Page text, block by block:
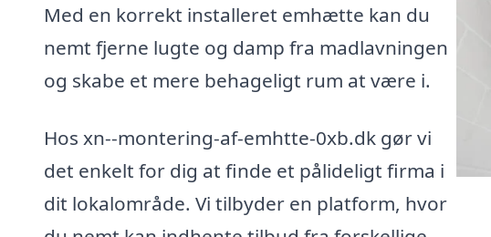
Med en korrekt installeret emhætte kan du
nemt fjerne lugte og damp fra madlavningen
og skabe et mere behageligt rum at være i.
Hos xn--montering-af-emhtte-0xb.dk gør vi
det enkelt for dig at finde et pålideligt firma i
dit lokalområde. Vi tilbyder en platform, hvor